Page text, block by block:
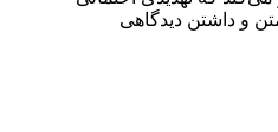
و داشتن دیدگاهی